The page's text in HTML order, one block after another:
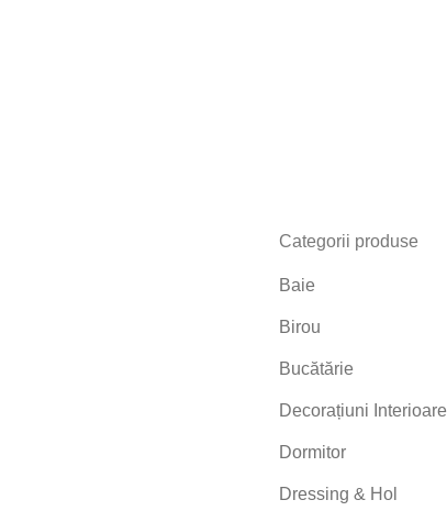
Categorii produse
Baie
Birou
Bucătărie
Decorațiuni Interioare
Dormitor
Dressing & Hol